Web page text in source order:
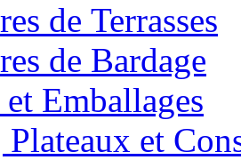
de Terrasses
de Bardage
Emballages
et